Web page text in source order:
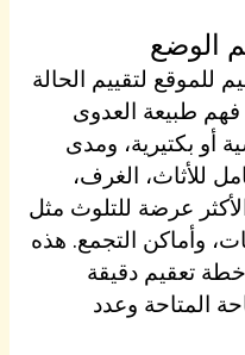
للموقع لتقييم الحالة
فهم طبيعة العدوى
أو بكتيرية، ومدى
للأثاث، الغرف،
عرضة للتلوث مثل
وأماكن التجمع. هذه
تعقيم دقيقة
المتاحة وعدد